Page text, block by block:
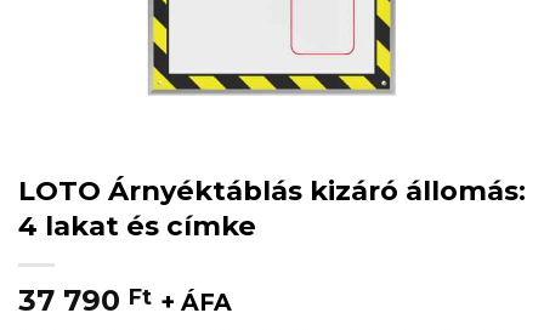
LOTO Árnyéktáblás kizáró állomás:
4 lakat és címke
37 790 Ft + ÁFA